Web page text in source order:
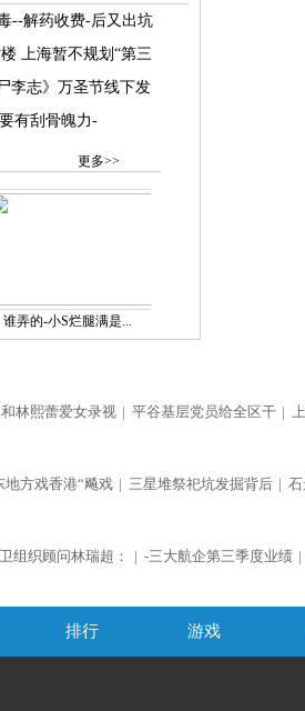
--解药收费-后又出坑
上海暂不规划“第三
李志》万圣节线下发
有刮骨魄力-
更多>>
谁弄的-小S烂腿满是...
林熙蕾爱女录视 | 平谷基层党员给全区干 |
地方戏香港“飚戏 | 三星堆祭祀坑发掘背后 |
组织顾问林瑞超： | -三大航企第三季度业绩 |
排行 游戏